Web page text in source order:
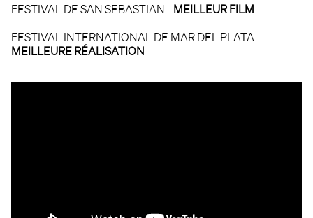
FESTIVAL DE SAN SEBASTIAN - MEILLEUR FILM
FESTIVAL INTERNATIONAL DE MAR DEL PLATA -
MEILLEURE RÉALISATION